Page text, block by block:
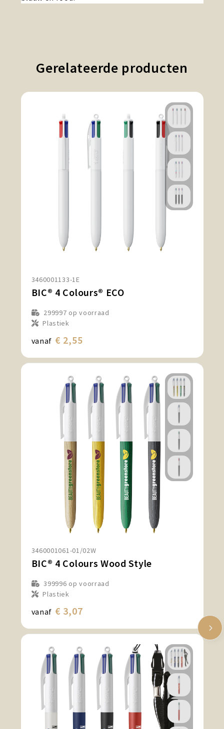
Gerelateerde producten
3460001133-1E
BIC® 4 Colours® ECO
299997 op voorraad
Plastiek
vanaf € 2,55
3460001061-01/02W
BIC® 4 Colours Wood Style
399996 op voorraad
Plastiek
vanaf € 3,07